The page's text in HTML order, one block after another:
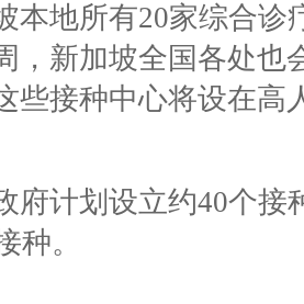
本地所有20家综合诊
，新加坡全国各处也
些接种中心将设在高
府计划设立约40个接
种。